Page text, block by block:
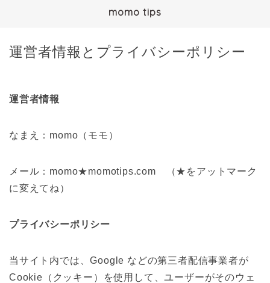
momo tips
運営者情報とプライバシーポリシー
運営者情報
なまえ：momo（モモ）
メール：momo★momotips.com （★をアットマーク
に変えてね）
プライバシーポリシー
当サイト内では、Google などの第三者配信事業者が
Cookie（クッキー）を使用して、ユーザーがそのウェ